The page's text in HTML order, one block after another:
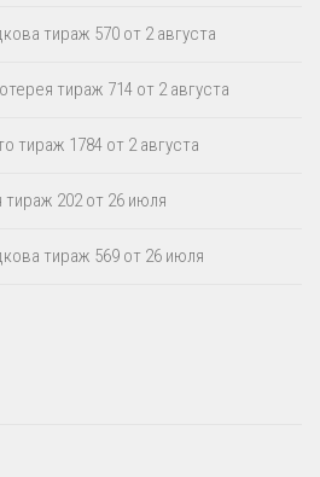
тираж 570 от 2 августа
тираж 714 от 2 августа
тираж 1784 от 2 августа
202 от 26 июля
тираж 569 от 26 июля